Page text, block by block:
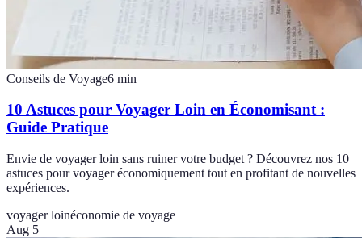
Conseils de Voyage6 min
10 Astuces pour Voyager Loin en Économisant :
Guide Pratique
Envie de voyager loin sans ruiner votre budget ? Découvrez nos 10
astuces pour voyager économiquement tout en profitant de nouvelles
expériences.
voyager loinéconomie de voyage
Aug 5